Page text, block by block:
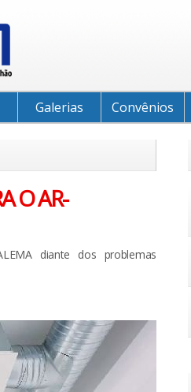
Galerias Convênios
O AR-
diante dos problemas